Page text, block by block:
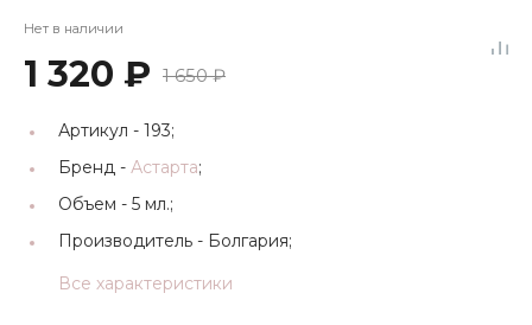
Нет в наличии
1 320 ₽ 1 650 ₽
Артикул - 193;
Бренд - Астарта;
Объем - 5 мл.;
Производитель - Болгария;
Все характеристики